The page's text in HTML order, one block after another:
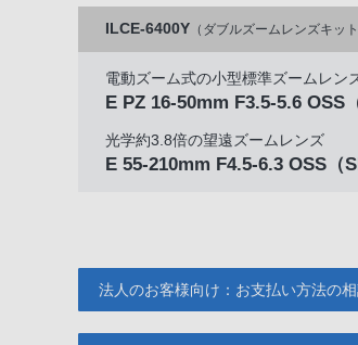
ILCE-6400Y （ダブルズームレンズキット
電動ズーム式の小型標準ズームレン
E PZ 16-50mm F3.5-5.6 OSS
光学約3.8倍の望遠ズームレンズ
E 55-210mm F4.5-6.3 OSS （
法人のお客様向け：お支払い方法の